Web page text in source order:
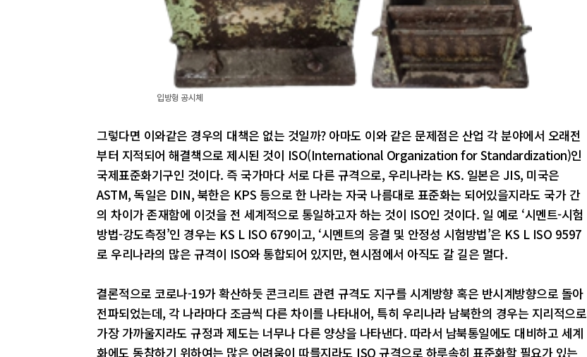
입방형 공시체
그렇다면 이와같은 경우의 대책은 없는 것일까? 아마도 이와 같은 문제점은 산업 각 분야에서 오래전
부터 지적되어 해결책으로 제시된 것이 ISO(International Organization for Standardization)인
국제표준화기구인 것이다. 즉 국가마다 서로 다른 규격으로, 우리나라는 KS. 일본은 JIS, 미국은
ASTM, 독일은 DIN, 북한은 KPS 등으로 한 나라는 자국 나름대로 표준화는 되어있을지라도 국가 간
의 차이가 존재함에 이것을 전 세계적으로 통일하고자 하는 것이 ISO인 것이다. 일 예로 ‘시멘트-시험
방법-강도측정’인 경우는 KS L ISO 679이고, ‘시멘트의 응결 및 안정성 시험방법’은 KS L ISO 9597
로 우리나라의 많은 규격이 ISO와 통합되어 있지만, 현시점에서 아직도 갈 길은 멀다.
결론적으로 코로나-19가 확산하듯 콘크리트 관련 규격도 지구를 시계방향 혹은 반시계방향으로 돌아
전파되었는데, 각 나라마다 조금씩 다른 차이를 나타내어, 특히 우리나라 남북한의 경우는 지리적으로
가장 가까울지라도 규정과 제도는 너무나 다른 양상을 나타낸다. 따라서 남북통일에도 대비하고 세계
화에도 동참하기 위하여는 많은 어려움이 따를지라도 ISO 규격으로 하루속히 표준화할 필요가 있는